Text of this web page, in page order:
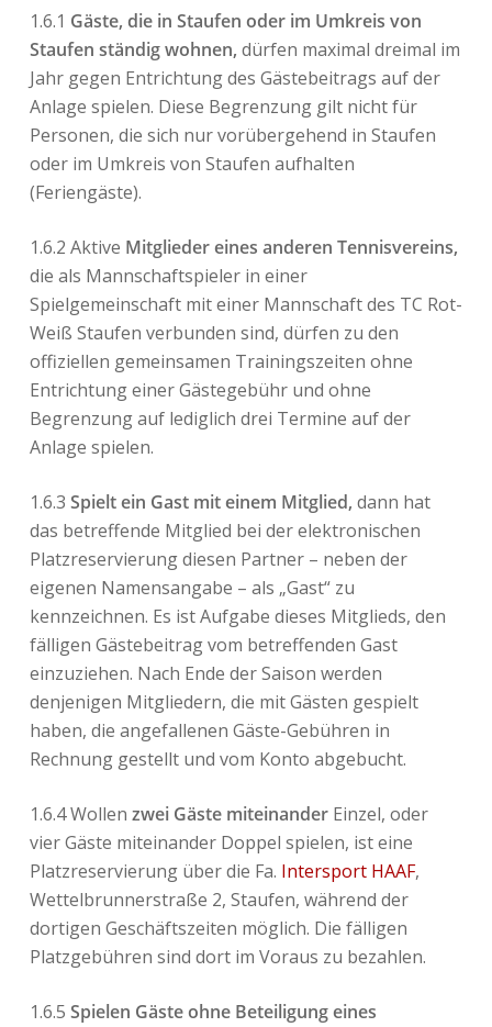
1.6.1 Gäste, die in Staufen oder im Umkreis von
Staufen ständig wohnen, dürfen maximal dreimal im
Jahr gegen Entrichtung des Gästebeitrags auf der
Anlage spielen. Diese Begrenzung gilt nicht für
Personen, die sich nur vorübergehend in Staufen
oder im Umkreis von Staufen aufhalten
(Feriengäste).
1.6.2 Aktive Mitglieder eines anderen Tennisvereins,
die als Mannschaftspieler in einer
Spielgemeinschaft mit einer Mannschaft des TC Rot-
Weiß Staufen verbunden sind, dürfen zu den
offiziellen gemeinsamen Trainingszeiten ohne
Entrichtung einer Gästegebühr und ohne
Begrenzung auf lediglich drei Termine auf der
Anlage spielen.
1.6.3 Spielt ein Gast mit einem Mitglied, dann hat
das betreffende Mitglied bei der elektronischen
Platzreservierung diesen Partner – neben der
eigenen Namensangabe – als „Gast“ zu
kennzeichnen. Es ist Aufgabe dieses Mitglieds, den
fälligen Gästebeitrag vom betreffenden Gast
einzuziehen. Nach Ende der Saison werden
denjenigen Mitgliedern, die mit Gästen gespielt
haben, die angefallenen Gäste-Gebühren in
Rechnung gestellt und vom Konto abgebucht.
1.6.4 Wollen zwei Gäste miteinander Einzel, oder
vier Gäste miteinander Doppel spielen, ist eine
Platzreservierung über die Fa. Intersport HAAF,
Wettelbrunnerstraße 2, Staufen, während der
dortigen Geschäftszeiten möglich. Die fälligen
Platzgebühren sind dort im Voraus zu bezahlen.
1.6.5 Spielen Gäste ohne Beteiligung eines